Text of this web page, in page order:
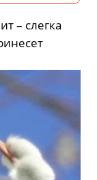
– слегка